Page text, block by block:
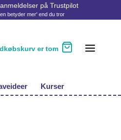
på Trustpilot
betyder mer' end du tror
Kurser
er tom